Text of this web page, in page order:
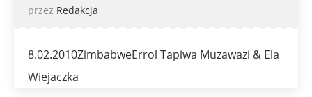
przez Redakcja
8.02.2010ZimbabweErrol Tapiwa Muzawazi & Ela
Wiejaczka